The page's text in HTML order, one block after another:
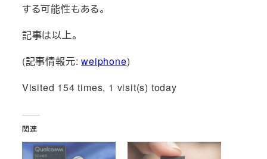
する可能性もある。
記事は以上。
(記事情報元:weiphone)
Visited 154 times, 1 visit(s) today
関連